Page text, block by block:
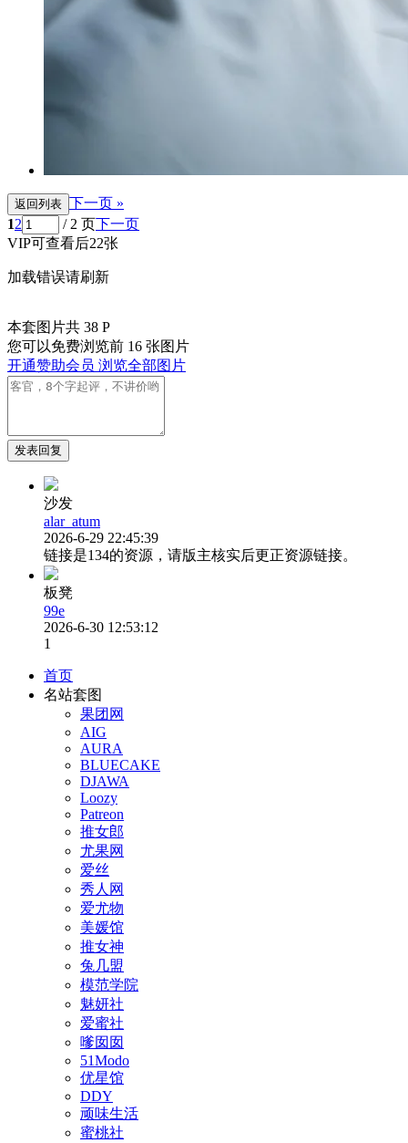
返回列表 下一页 »
12 / 2 页下一页
VIP可查看后22张
加载错误请刷新
本套图片共 38 P
您可以免费浏览前 16 张图片
开通赞助会员 浏览全部图片
发表回复
沙发
alar_atum
2026-6-29 22:45:39
链接是134的资源，请版主核实后更正资源链接。
板凳
99e
2026-6-30 12:53:12
1
首页
名站套图
果团网
AIG
AURA
BLUECAKE
DJAWA
Loozy
Patreon
推女郎
尤果网
爱丝
秀人网
爱尤物
美媛馆
推女神
兔几盟
模范学院
魅妍社
爱蜜社
嗲囡囡
51Modo
优星馆
DDY
顽味生活
蜜桃社